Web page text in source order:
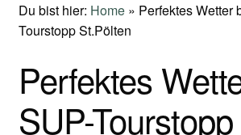
Du bist hier: Home» Perfektes Wetter
Tourstopp St.Pölten
Perfektes
SUP-Tourstopp